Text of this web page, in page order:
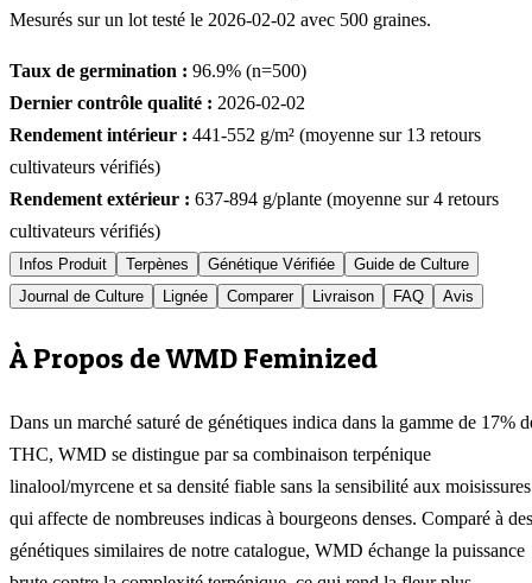
Mesurés sur un lot testé le 2026-02-02 avec 500 graines.
Taux de germination : 96.9% (n=500)
Dernier contrôle qualité : 2026-02-02
Rendement intérieur : 441-552 g/m² (moyenne sur 13 retours
cultivateurs vérifiés)
Rendement extérieur : 637-894 g/plante (moyenne sur4 retours
cultivateurs vérifiés)
Infos Produit Terpènes Génétique Vérifiée
Guide de Culture
Journal de Culture
Lignée Comparer Livraison FAQ Avis
À Propos de WMD Feminized
Dans un marché saturé de génétiques indica dans la gamme de 17%
THC, WMD se distingue par sa combinaison terpénique
linalool/myrcene et sa densité fiable sans la sensibilité aux moisissures
qui affecte de nombreuses indicas à bourgeons denses. Comparé à des
génétiques similaires de notre catalogue, WMD échange la puissance